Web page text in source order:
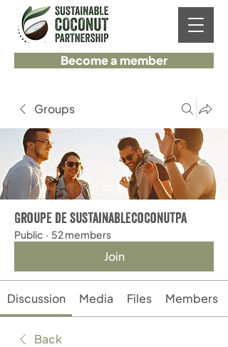
Become a member
Groups
Groupe de sustainablecoconutpa
Public · 52 members
Join
Discussion Media Files Members
Back